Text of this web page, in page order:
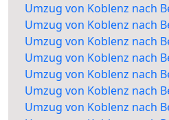
Umzug von Koblenz nach
Umzug von Koblenz nach
Umzug von Koblenz nach
Umzug von Koblenz nach
Umzug von Koblenz nach
Umzug von Koblenz nach
Umzug von Koblenz nach